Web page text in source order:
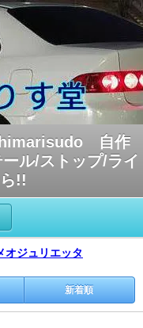
自作
ル/ストップ/ライ
!!
オジュリエッタ
新着順